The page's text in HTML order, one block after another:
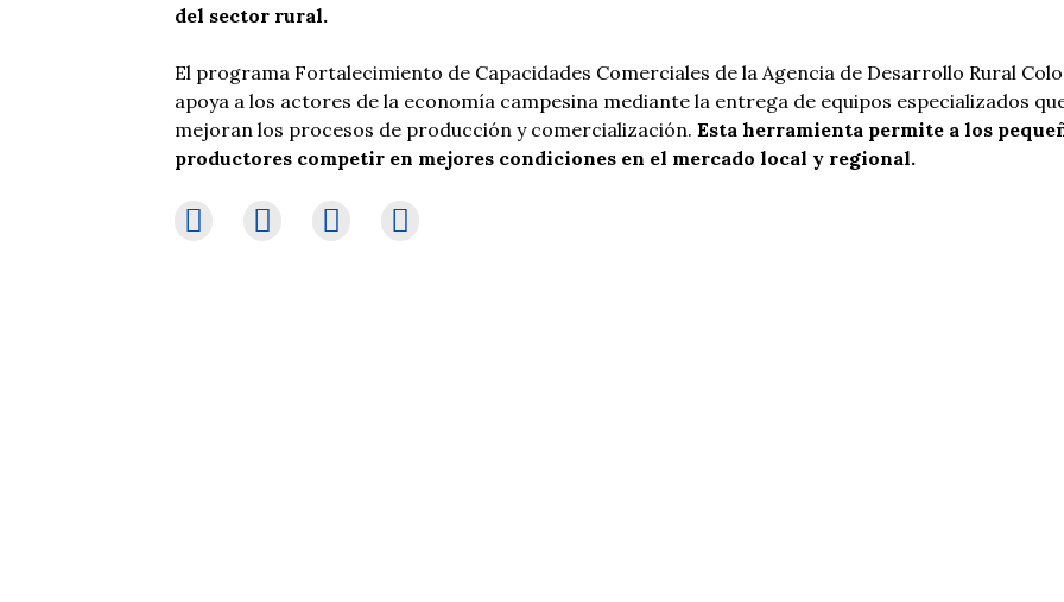
del sector rural.
El programa Fortalecimiento de Capacidades Comerciales de la Agencia de Desarrollo Rural
apoya a los actores de la economía campesina mediante la entrega de equipos especializados
mejoran los procesos de producción y comercialización. Esta herramienta permite a los
productores competir en mejores condiciones en el mercado local y regional.